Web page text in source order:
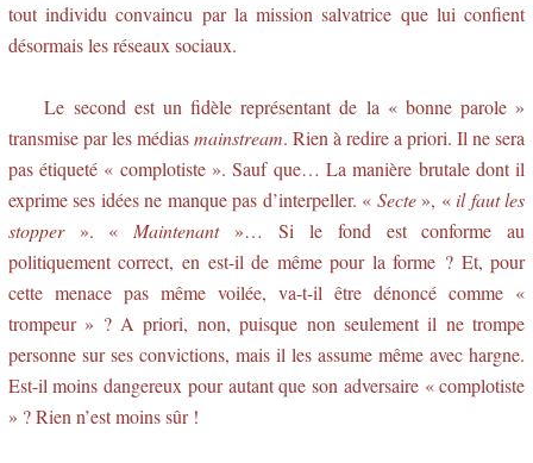
tout individu convaincu par la mission salvatrice que lui confient
désormais les réseaux sociaux.
Le second est un fidèle représentant de la « bonne parole »
transmise par les médiasmainstream. Rien à redire a priori. Il ne sera
pas étiqueté « complotiste ». Sauf que… La manière brutale dont il
exprime ses idées ne manque pas d’interpeller. « Secte», « il faut les
stopper». « Maintenant»… Si le fond est conforme au
politiquement correct, en est-il de même pour la forme ? Et, pour
cette menace pas même voilée, va-t-il être dénoncé comme «
trompeur » ? A priori, non, puisque non seulement il ne trompe
personne sur ses convictions, mais il les assume même avec hargne.
Est-il moins dangereux pour autant que son adversaire « complotiste
» ? Rien n’est moins sûr !